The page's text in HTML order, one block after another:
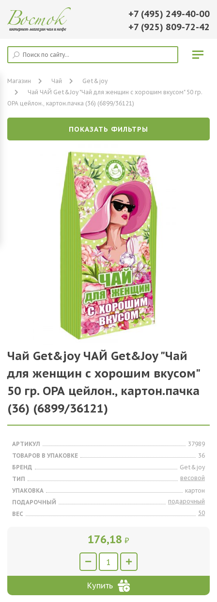
+7 (495) 249-40-00
+7 (925) 809-72-42
Магазин Чай
Get&joy
Чай ЧАЙ Get&Joy "Чай для женщин с хорошим вкусом" 50 гр.
ОРА цейлон., картон.пачка (36) (6899/36121)
ПОКАЗАТЬ ФИЛЬТРЫ
Чай Get&joy ЧАЙ Get&Joy "Чай
для женщин с хорошим вкусом"
50 гр. ОРА цейлон., картон.пачка
(36) (6899/36121)
АРТИКУЛ
37989
ТОВАРОВ В УПАКОВКЕ
36
БРЕНД
Get&joy
ТИП
весовой
УПАКОВКА
картон
ПОДАРОЧНЫЙ
подарочный
ВЕС
50
176,18 ₽
Купить